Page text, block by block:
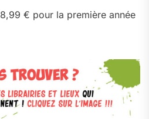
8,99 € pour la première année